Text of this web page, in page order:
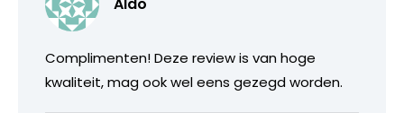
Aldo
Complimenten! Deze review is van hoge
kwaliteit, mag ook wel eens gezegd worden.